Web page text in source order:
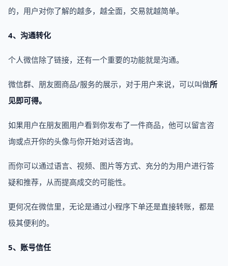
的，用户对你了解的越多，越全面，交易就越简单。
4、沟通转化
个人微信除了链接，还有一个重要的功能就是沟通。
微信群、朋友圈商品/服务的展示，对于用户来说，可以叫做所
见即可得。
如果用户在朋友圈用户看到你发布了一件商品，他可以留言咨
询或点开你的头像与你开始对话咨询。
而你可以通过语言、视频、图片等方式、充分的为用户进行答
疑和推荐，从而提高成交的可能性。
更何况在微信里，无论是通过小程序下单还是直接转账，都是
极其便利的。
5、账号信任